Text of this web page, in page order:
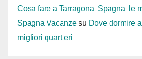
Cosa fare a Tarragona, Spagna: le
Spagna Vacanze su Dove dormire
migliori quartieri